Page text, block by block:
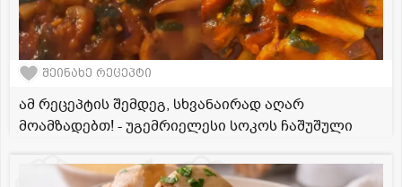
შეინახე რეცეპტი
ამ რეცეპტის შემდეგ, სხვანაირად აღარ
მოამზადებთ! - უგემრიელესი სოკოს ჩაშუშული